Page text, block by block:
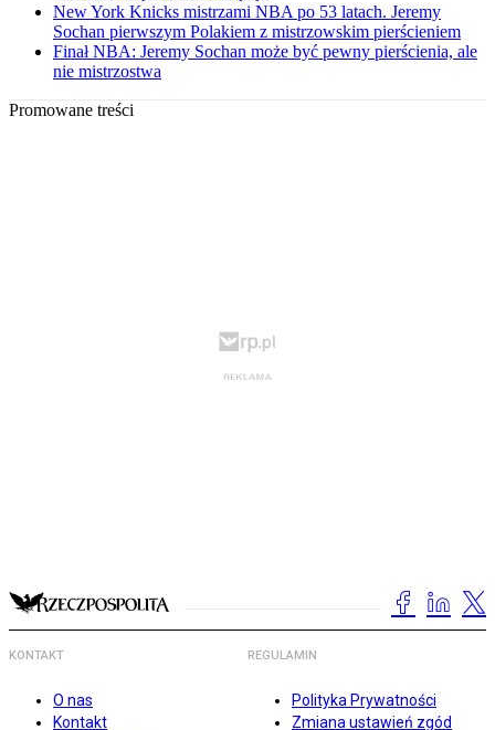
New York Knicks mistrzami NBA po 53 latach. Jeremy
Sochan pierwszym Polakiem z mistrzowskim pierścieniem
Finał NBA: Jeremy Sochan może być pewny pierścienia, ale
nie mistrzostwa
Promowane treści
KONTAKT
O nas
Kontakt
REGULAMIN
Polityka Prywatności
Zmiana ustawień zgód